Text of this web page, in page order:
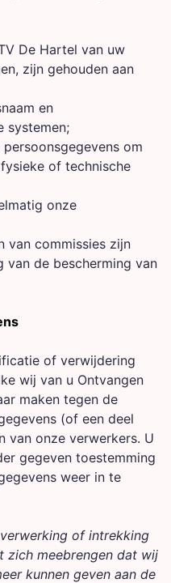
De Hartel van uw
zijn gehouden aan
en
systemen;
om
of technische
onze
van commissies zijn
van de bescherming van
of verwijdering
wij van u Ontvangen
maken tegen de
(of een deel
van onze verwerkers. U
gegeven toestemming
weer in te
of intrekking
zich meebrengen dat wij
kunnen geven aan de